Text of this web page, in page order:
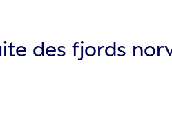
des fjords